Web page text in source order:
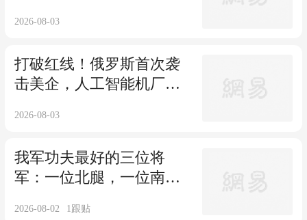
2026-08-03
打破红线！俄罗斯首次袭
击美企，人工智能机厂被
2026-08-03
我军功夫最好的三位将
军：一位北腿，一位南
2026-08-02 1跟贴